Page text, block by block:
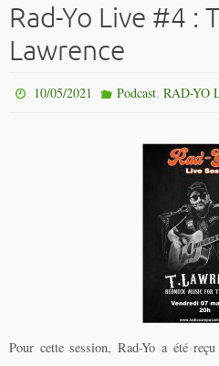
Rad-Yo Live #4 :
Lawrence
10/05/2021 Podcast, RAD-YO
Pour cette session, Rad-Yo a été